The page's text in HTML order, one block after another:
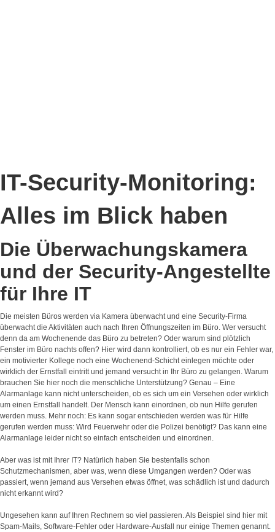
IT-Security-Monitoring:
Alles im Blick haben
Die Überwachungskamera
und der Security-Angestellte
für Ihre IT
Die meisten Büros werden via Kamera überwacht und eine Security-Firma
überwacht die Aktivitäten auch nach Ihren Öffnungszeiten im Büro. Wer versucht
denn da am Wochenende das Büro zu betreten? Oder warum sind plötzlich
Fenster im Büro nachts offen? Hier wird dann kontrolliert, ob es nur ein Fehler war,
ein motivierter Kollege noch eine Wochenend-Schicht einlegen möchte oder
wirklich der Ernstfall eintritt und jemand versucht in Ihr Büro zu gelangen. Warum
brauchen Sie hier noch die menschliche Unterstützung? Genau – Eine
Alarmanlage kann nicht unterscheiden, ob es sich um ein Versehen oder wirklich
um einen Ernstfall handelt. Der Mensch kann einordnen, ob nun Hilfe gerufen
werden muss. Mehr noch: Es kann sogar entschieden werden was für Hilfe
gerufen werden muss: Wird Feuerwehr oder die Polizei benötigt? Das kann eine
Alarmanlage leider nicht so einfach entscheiden und einordnen.
Aber was ist mit Ihrer IT? Natürlich haben Sie bestenfalls schon
Schutzmechanismen, aber was, wenn diese Umgangen werden? Oder was
passiert, wenn jemand aus Versehen etwas öffnet, was schädlich ist und dadurch
nicht erkannt wird?
Ungesehen kann auf Ihren Rechnern so viel passieren. Als Beispiel sind hier mit
Spam-Mails, Software-Fehler oder Hardware-Ausfall nur einige Themen genannt.